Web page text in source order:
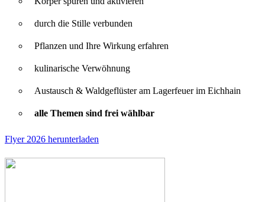
durch die Stille verbunden
Pflanzen und Ihre Wirkung erfahren
kulinarische Verwöhnung
Austausch & Waldgeflüster am Lagerfeuer im Eichhain
alle Themen sind frei wählbar
Flyer 2026 herunterladen